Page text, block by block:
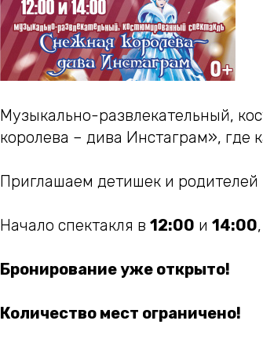
Музыкально-развлекательный,
королева – дива Инстаграм», где
Приглашаем детишек и родителей
Начало спектакля в 12:00 и 14:00
Бронирование уже открыто!
Количество мест ограничено!